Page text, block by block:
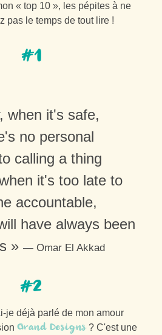
« top 10 », les pépites à ne
pas le temps de tout lire !
#1
when it's safe,
no personal
calling a thing
it's too late to
accountable,
have always been
»
Omar El Akkad
#2
je déjà parlé de mon amour
Grand Designs? C'est une